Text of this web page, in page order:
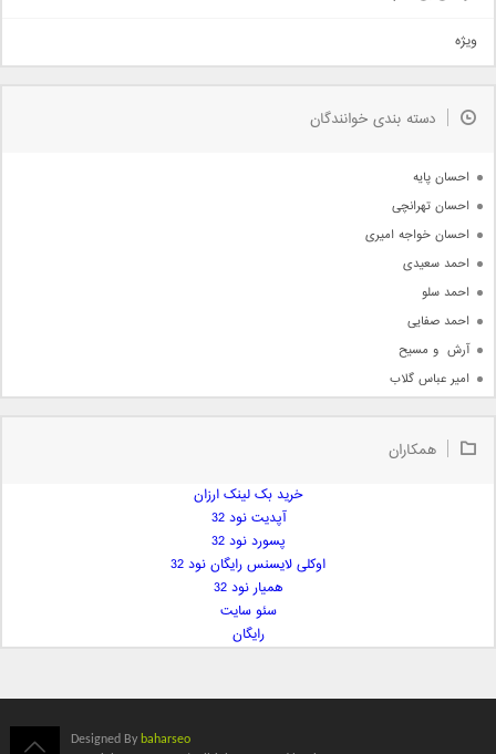
دمو
مذهبی
جدیدترین ها
ویژه
دسته بندی خوانندگان
احسان پایه
احسان تهرانچی
احسان خواجه امیری
احمد سعیدی
احمد سلو
احمد صفایی
آرش  و مسیح
امیر عباس گلاب
امیر علی
ایمان فلاح
همکاران
خرید بک لینک ارزان
آپدیت نود 32
پسورد نود 32
اوکلی لایسنس رایگان نود 32
همیار نود 32
سئو سایت
رایگان
Designed By baharseo